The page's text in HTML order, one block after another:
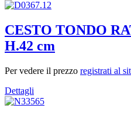
CESTO TONDO
H.42 cm
Per vedere il prezzo registrati al
Dettagli